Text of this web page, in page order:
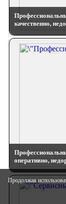
Продолжая
качественно,
оперативно,